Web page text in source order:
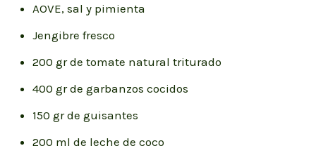
AOVE, sal y pimienta
Jengibre fresco
200 gr de tomate natural triturado
400 gr de garbanzos cocidos
150 gr de guisantes
200 ml de leche de coco